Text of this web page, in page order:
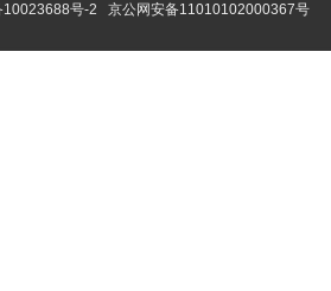
10023688号-2
京公网安备11010102000367号